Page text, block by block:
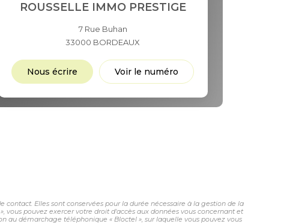
ROUSSELLE IMMO PRESTIGE
7 Rue Buhan
33000 BORDEAUX
Nous écrire Voir le numéro
Elles sont conservées pour la durée nécessaire à la gestion de la
pouvez exercer votre droit d'accès aux données vous concernant et
démarchage téléphonique « Bloctel », sur laquelle vous pouvez vous